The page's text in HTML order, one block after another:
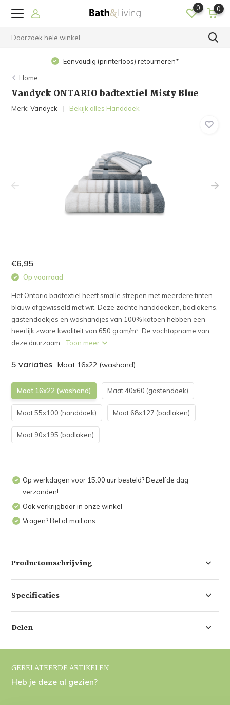
0 0
Eenvoudig (printerloos) retourneren*
Home
Vandyck ONTARIO badtextiel Misty Blue
Merk:Vandyck Bekijk alles Handdoek
€6,95
Op voorraad
Het Ontario badtextiel heeft smalle strepen met meerdere tinten
blauw afgewisseld met wit. Deze zachte handdoeken, badlakens,
gastendoekjes en washandjes van 100% katoen hebben een
heerlijk zware kwaliteit van 650 gram/m². De vochtopname van
deze duurzaam...Toon meer
5 variaties Maat 16x22 (washand)
Maat 16x22 (washand) Maat 40x60 (gastendoek)
Maat 55x100 (handdoek) Maat 68x127 (badlaken)
Maat 90x195 (badlaken)
Op werkdagen voor 15.00 uur besteld? Dezelfde dag
verzonden!
Ook verkrijgbaar in onze winkel
Vragen? Bel of mail ons
Productomschrijving
Specificaties
Delen
GERELATEERDE ARTIKELEN
Heb je deze al gezien?